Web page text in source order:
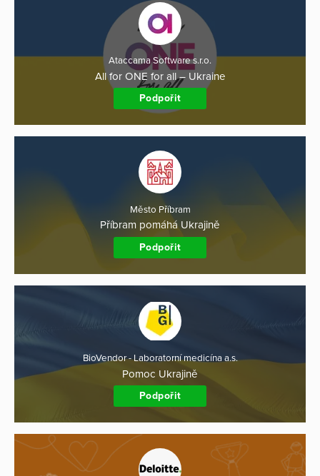
Ataccama Software s.r.o.
All for ONE for all – Ukraine
Podpořit
Město Příbram
Příbram pomáhá Ukrajině
Podpořit
BioVendor - Laboratorní medicína a.s.
Pomoc Ukrajině
Podpořit